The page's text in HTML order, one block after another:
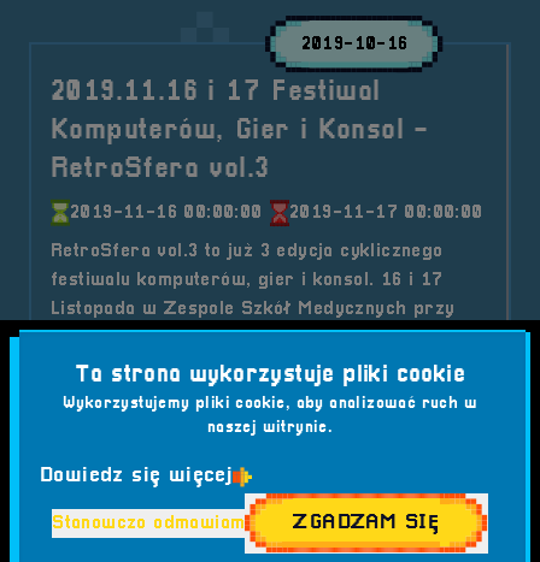
2019-10-16
2019.11.16 i 17 Festiwal
Komputerów, Gier i Konsol -
RetroSfera vol.3
2019-11-16 00:00:00
2019-11-17 00:00:00
RetroSfera vol.3 to już 3 edycja cyklicznego
festiwalu komputerów, gier i konsol. 16 i 17
Listopada w Zespole Szkół Medycznych przy
ulicy Ofiar Katynia 25 w Brzegu..
Kategorie wpisu: Aktualności Festiwal Wydarzenia
Tagi: #ATRAKCJE
#FESTIWAL GIER
#GOŚCIE SPECJALNI
#GRY PLANSZOWE
#MEDIA #PATRONI
#QUAKE III
#RETRO BAZAR
#RETRO GAMING
Ta strona wykorzystuje pliki cookie
Wykorzystujemy pliki cookie, aby analizować ruch w
naszej witrynie.
Dowiedz się więcej
Stanowczo odmawiam ZGADZAM SIĘ